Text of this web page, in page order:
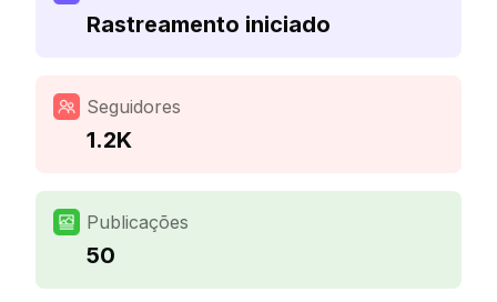
Rastreamento iniciado
Seguidores
1.2K
Publicações
50